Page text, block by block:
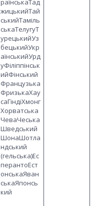
раїнськаТад
жицькийТай
ськийТаміль
ськаТелугуТ
урецькийУз
бецькийУкр
аїнськийУрд
уФіліппінськ
ийФінський
Французька
ФризькаХау
саГіндіХмонг
Хорватська
ЧеваЧеська
Шведський
ШонаШотла
ндський
(гельська)Ес
перантоЕст
онськаЯван
ськаЯпонсь
кий